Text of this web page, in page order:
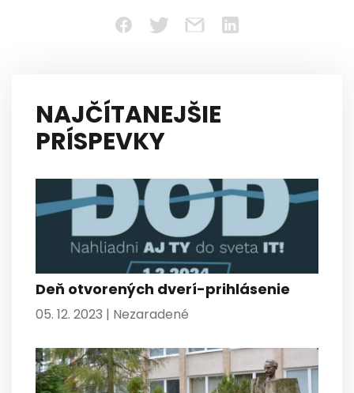
NAJČÍTANEJŠIE
PRÍSPEVKY
Deň otvorených dverí-prihlásenie
05. 12. 2023 | Nezaradené